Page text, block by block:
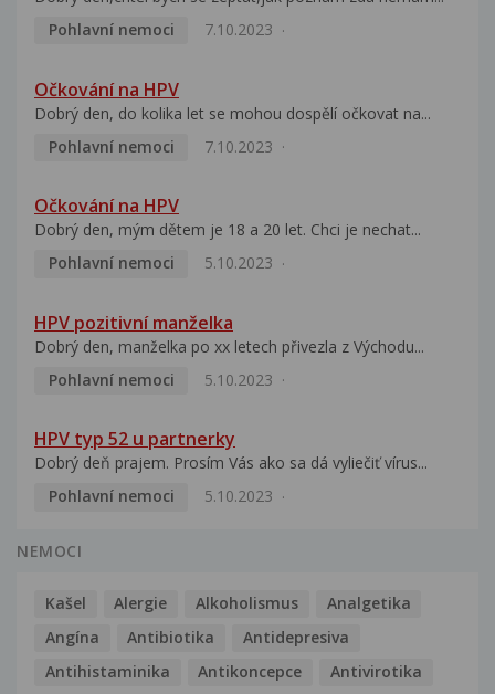
Pohlavní nemoci
7.10.2023
Očkování na HPV
Dobrý den, do kolika let se mohou dospělí očkovat na...
Pohlavní nemoci
7.10.2023
Očkování na HPV
Dobrý den, mým dětem je 18 a 20 let. Chci je nechat...
Pohlavní nemoci
5.10.2023
HPV pozitivní manželka
Dobrý den, manželka po xx letech přivezla z Východu...
Pohlavní nemoci
5.10.2023
HPV typ 52 u partnerky
Dobrý deň prajem. Prosím Vás ako sa dá vyliečiť vírus...
Pohlavní nemoci
5.10.2023
NEMOCI
Kašel Alergie Alkoholismus
Analgetika
Angína
Antibiotika
Antidepresiva
Antihistaminika
Antikoncepce Antivirotika